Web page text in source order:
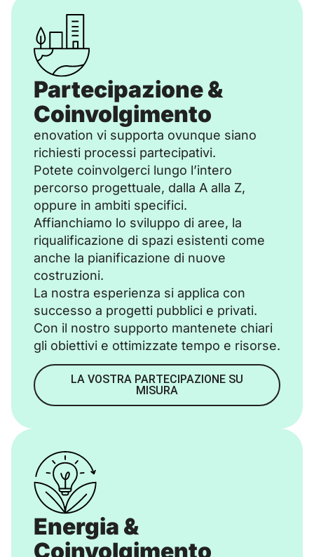
Partecipazione &
Coinvolgimento
enovation vi supporta ovunque siano
richiesti processi partecipativi.
Potete coinvolgerci lungo l’intero
percorso progettuale, dalla A alla Z,
oppure in ambiti specifici.
Affianchiamo lo sviluppo di aree, la
riqualificazione di spazi esistenti come
anche la pianificazione di nuove
costruzioni.
La nostra esperienza si applica con
successo a progetti pubblici e privati.
Con il nostro supporto mantenete chiari
gli obiettivi e ottimizzate tempo e risorse.
LA VOSTRA PARTECIPAZIONE SU
MISURA
Energia &
Coinvolgimento